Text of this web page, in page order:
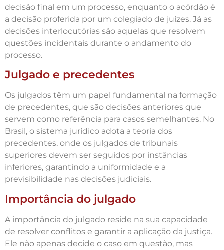
decisão final em um processo, enquanto o acórdão é
a decisão proferida por um colegiado de juízes. Já as
decisões interlocutórias são aquelas que resolvem
questões incidentais durante o andamento do
processo.
Julgado e precedentes
Os julgados têm um papel fundamental na formação
de precedentes, que são decisões anteriores que
servem como referência para casos semelhantes. No
Brasil, o sistema jurídico adota a teoria dos
precedentes, onde os julgados de tribunais
superiores devem ser seguidos por instâncias
inferiores, garantindo a uniformidade e a
previsibilidade nas decisões judiciais.
Importância do julgado
A importância do julgado reside na sua capacidade
de resolver conflitos e garantir a aplicação da justiça.
Ele não apenas decide o caso em questão, mas